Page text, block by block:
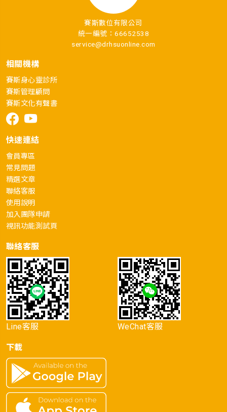
賽斯數位有限公司
統一編號：66652538
service@drhsuonline.com
相關機構
賽斯身心靈診所
賽斯管理顧問
賽斯文化有聲書
快速連結
會員專區
常見問題
精選文章
聯絡客服
使用說明
加入團隊申請
視訊功能測試頁
聯絡客服
Line客服 WeChat客服
下載